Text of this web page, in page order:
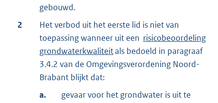
gebouwd.
2
Het verbod uit het eerste lid is niet van
toepassing wanneer uit een risicobeoordeling
grondwaterkwaliteitals bedoeld in paragraaf
3.4.2 van de Omgevingsverordening Noord-
Brabant blijkt dat:
a.
gevaar voor het grondwater is uit te